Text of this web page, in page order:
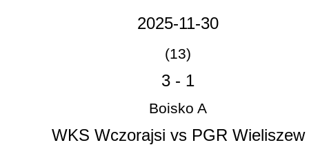
2025-11-30
(13)
3 - 1
Boisko A
WKS Wczorajsi vs PGR Wieliszew